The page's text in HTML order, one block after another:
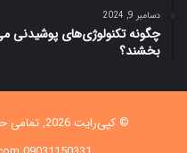
دسامبر 9, 2024
چگونه تکنولوژی‌های پوشیدنی
بخشند؟
© کپی‌رایت 2026, تمامی حقوق متعلق است به |